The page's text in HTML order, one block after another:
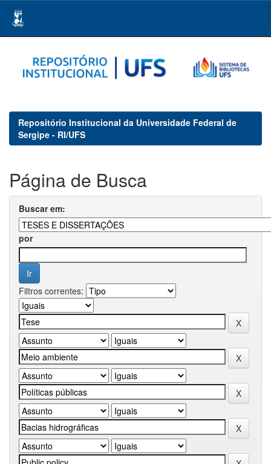
navigation
Repositório Institucional da Universidade Federal de
Sergipe - RI/UFS
Página de Busca
Buscar em:
por
Filtros correntes: